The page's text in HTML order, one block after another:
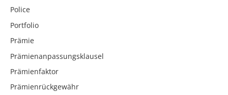
Police
Portfolio
Prämie
Prämienanpassungsklausel
Prämienfaktor
Prämienrückgewähr